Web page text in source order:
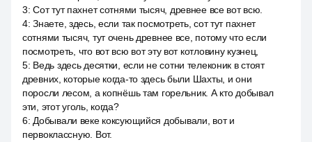
3:Сот тут пахнет сотнями тысяч, древнее все вот всю.
4:Знаете, здесь, если так посмотреть, сот тут пахнет
сотнями тысяч, тут очень древнее все, потому что если
посмотреть, что вот всю вот эту вот котловину кузнец,
5: Ведь здесь десятки, если не сотни телеконик в стоят
древних, которые когда-то здесь были Шахты, и они
поросли лесом, а копнёшь там горельник. А кто добывал
эти, этот уголь, когда?
6: Добывали веке коксующийся добывали, вот и
первоклассную. Вот.